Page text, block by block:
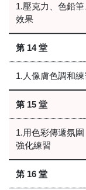
1.壓克力、色鉛
效果
第 14 堂
1.人像膚色調和
第 15 堂
1.用色彩傳遞氛
強化練習
第 16 堂